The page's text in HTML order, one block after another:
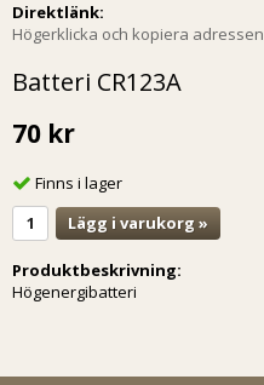
Direktlänk:
Högerklicka och kopiera adressen
Batteri CR123A
70 kr
Finns i lager
Lägg i varukorg »
Produktbeskrivning:
Högenergibatteri